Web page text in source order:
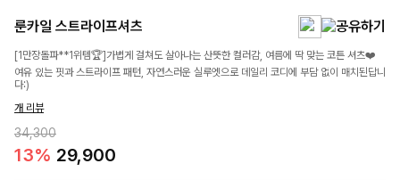
룬카일 스트라이프셔츠
[1만장돌파**1위템🏆]가볍게 걸쳐도 살아나는 산뜻한 컬러감, 여름에 딱 맞는 코튼 셔츠❤️
여유 있는 핏과 스트라이프 패턴, 자연스러운 실루엣으로 데일리 코디에 부담 없이 매치된답니
다:)
개 리뷰
34,300
13% 29,900